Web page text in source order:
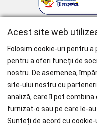
Livrare Gratuită
Acest site web
Folosim cookie-uri pentru
pentru a oferi funcții de
nostru. De asemenea,
site-ului nostru cu
analiză, care îl pot
furnizat-o sau pe care le-
Sunteți de acord cu